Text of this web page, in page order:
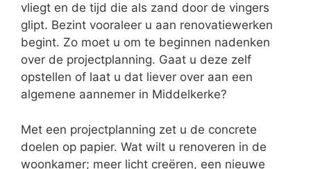
vliegt en de tijd die als zand door de vingers
glipt. Bezint vooraleer u aan renovatiewerken
begint. Zo moet u om te beginnen nadenken
over de projectplanning. Gaat u deze zelf
opstellen of laat u dat liever over aan een
algemene aannemer in Middelkerke?
Met een projectplanning zet u de concrete
doelen op papier. Wat wilt u renoveren in de
woonkamer; meer licht creëren, een nieuwe